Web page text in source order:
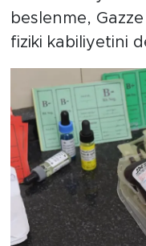
beslenme, Gazze
fiziki kabiliyetini